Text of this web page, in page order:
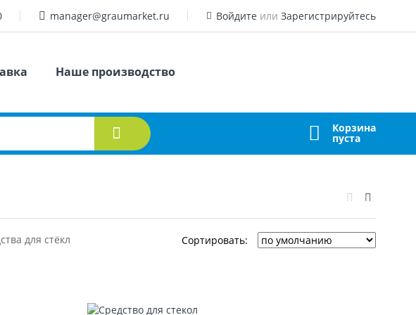
manager@graumarket.ru Войдите или Зарегистрируйтесь
Наше производство
Корзина
пуста
для стёкл Сортировать: